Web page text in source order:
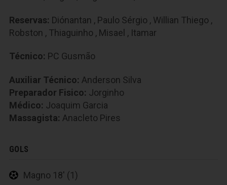
Reservas: Diónantan , Paulo Sérgio , Willian Thiego ,
Robston , Thiaguinho , Misael , Itamar
Técnico: PC Gusmão
Auxiliar Técnico: Anderson Silva
Preparador Fisico: Jorginho
Médico: Joaquim Garcia
Massagista: Anacleto Pires
GOLS
Magno 18' (1)